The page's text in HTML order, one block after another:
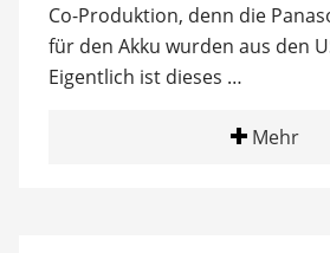
Co-Produktion, denn die
für den Akku wurden aus den
Eigentlich ist dieses …
Mehr